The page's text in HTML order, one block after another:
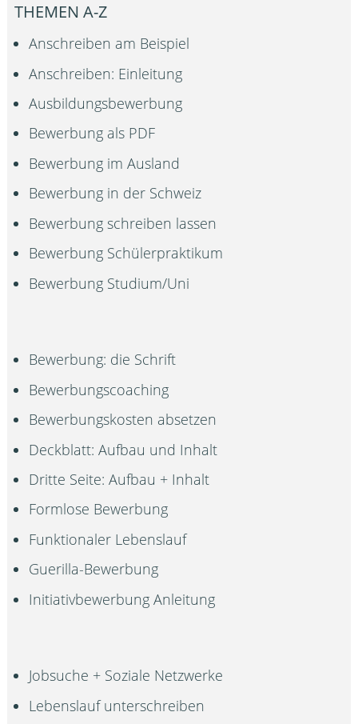
THEMEN A-Z
Anschreiben am Beispiel
Anschreiben: Einleitung
Ausbildungsbewerbung
Bewerbung als PDF
Bewerbung im Ausland
Bewerbung in der Schweiz
Bewerbung schreiben lassen
Bewerbung Schülerpraktikum
Bewerbung Studium/Uni
Bewerbung: die Schrift
Bewerbungscoaching
Bewerbungskosten absetzen
Deckblatt: Aufbau und Inhalt
Dritte Seite: Aufbau + Inhalt
Formlose Bewerbung
Funktionaler Lebenslauf
Guerilla-Bewerbung
Initiativbewerbung Anleitung
Jobsuche + Soziale Netzwerke
Lebenslauf unterschreiben